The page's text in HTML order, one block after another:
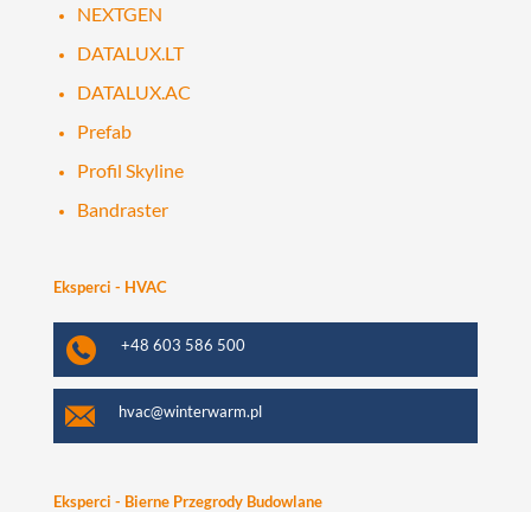
NEXTGEN
DATALUX.LT
DATALUX.AC
Prefab
Profil Skyline
Bandraster
Eksperci - HVAC
+48 603 586 500
hvac@winterwarm.pl
Eksperci - Bierne Przegrody Budowlane